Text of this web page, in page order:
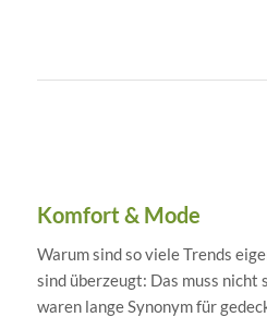
Komfort & Mode
Warum sind so viele Trends
sind überzeugt: Das muss nicht
waren lange Synonym für